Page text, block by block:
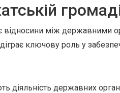
між державними
ключову роль у
діяльність державних